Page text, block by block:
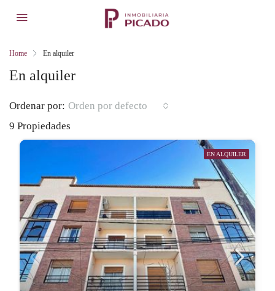
Home En alquiler
En alquiler
9 Propiedades
Ordenar por: Orden por defecto
EN ALQUILER